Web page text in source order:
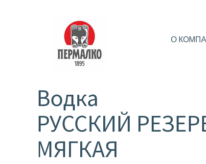
О
Водка
РУССКИЙ
МЯГКАЯ